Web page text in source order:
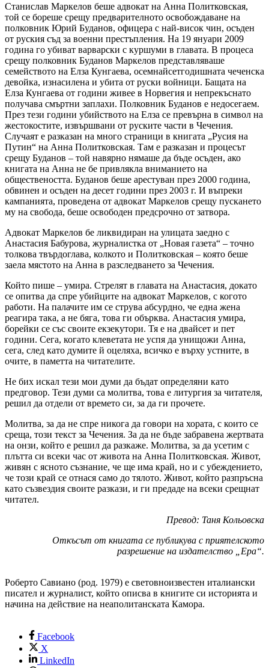
Станислав Маркелов беше адвокат на Анна Политковская,
той се бореше срещу предварителното освобождаване на
полковник Юрий Буданов, офицера с най-висок чин, осъден
от руския съд за военни престъпления. На 19 януари 2009
година го убиват варварски с куршуми в главата. В процеса
срещу полковник Буданов Маркелов представляваше
семейството на Елза Кунгаева, осемнайсетгодишната чеченска
девойка, изнасилена и убита от руски войници. Бащата на
Елза Кунгаева от години живее в Норвегия и непрекъснато
получава смъртни заплахи. Полковник Буданов е недосегаем.
През тези години убийс­твото на Елза се превърна в символ на
жестокостите, извършвани от руските части в Чечения.
Случаят е разказан на много страници в книгата „Русия на
Путин“ на Анна Политковская. Там е разказан и процесът
срещу Буданов – той навярно нямаше да бъде осъден, ако
книгата на Анна не бе привлякла вниманието на
обществеността. Буданов беше арестуван през 2000 година,
обвинен и осъден на десет години през 2003 г. И въпреки
кампанията, проведена от адвокат Маркелов срещу пускането
му на свобода, беше освободен предсрочно от затвора.
Адвокат Маркелов бе ликвидиран на улицата заедно с
Анастасия Бабурова, журналистка от „Новая газета“ – точно
толкова твърдоглава, колкото и Политковская – която беше
заела мястото на Анна в разследването за Чечения.
Който пише – умира. Стрелят в главата на Анастасия, докато
се опитва да спре убийците на адвокат Маркелов, с когото
работи. На палачите им се струва абсурдно, че една жена
реагира така, а не бяга, това ги обърква. Анастасия умира,
борейки се със своите екзекутори. Тя е на двайсет и пет
години. Сега, когато клеветата не успя да унищожи Анна,
сега, след като думите й оцеляха, всичко е върху устните, в
очите, в паметта на читателите.
Не бих искал тези мои думи да бъдат определяни като
предговор. Тези думи са молитва, това е литургия за читателя,
решил да отдели от времето си, за да ги прочете.
Молитва, за да не спре никога да говори на хората, с които се
среща, този текст за Чечения. За да не бъде забравена жертвата
на онзи, който е решил да разкаже. Молитва, за да усетим с
плътта си всеки час от живота на Анна Политковская. Живот,
живян с ясното съзнание, че ще има край, но и с убеждението,
че този край се отнася само до тялото. Живот, който разпръсна
като съзвездия своите разкази, и ги предаде на всеки срещнат
читател.
Превод: Таня Кольовска
Откъсът от книгата се публикува с приятелското
разрешение на издателство „Ера“.
Роберто Савиано (род. 1979) е световноизвестен италиански
писател и журналист, който описва в книгите си историята и
начина на действие на неаполитанската Камора.
Facebook
X
LinkedIn